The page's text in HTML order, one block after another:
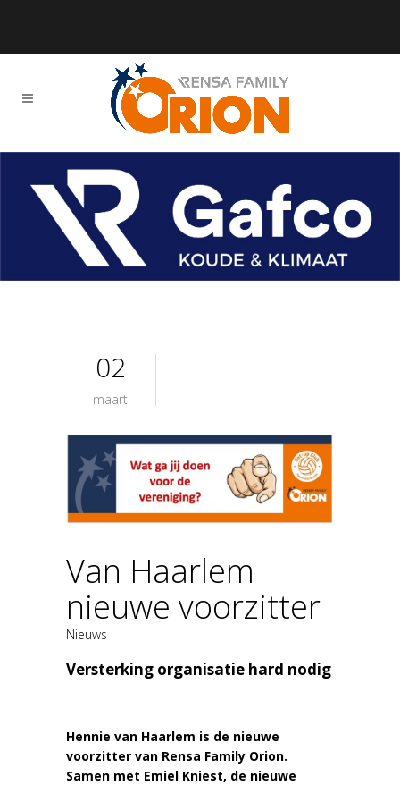
02
maart
Van Haarlem
nieuwe voorzitter
Nieuws
Versterking organisatie hard nodig
Hennie van Haarlem is de nieuwe
voorzitter van Rensa Family Orion.
Samen met Emiel Kniest, de nieuwe